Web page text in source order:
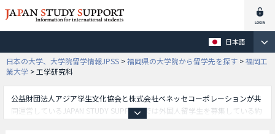
日本語
日本の大学、大学院留学情報JPSS >福岡県の大学院から留学先を探す >福岡工
業大学 >工学研究科
公益財団法人アジア学生文化協会と株式会社ベネッセコーポレーションが共
同運営しているJAPAN STUDY SUPPORTでは外国人留学生を募集している約